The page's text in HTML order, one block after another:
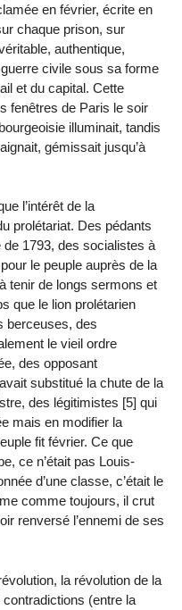
en février, écrite en
chaque prison, sur
authentique,
civile sous sa forme
et du capital. Cette
fenêtres de Paris le soir
illuminait, tandis
gémissait jusqu’à
l’intérêt de la
prolétariat. Des pédants
de 1793, des socialistes à
le peuple auprès de la
tenir de longs sermons et
que le lion prolétarien
berceuses, des
le vieil ordre
des opposant
substitué la chute de la
des légitimistes [5] qui
mais en modifier la
fit février. Ce que
ce n’était pas Louis-
d’une classe, c’était le
comme toujours, il crut
renversé l’ennemi de ses
la révolution de la
(entre la